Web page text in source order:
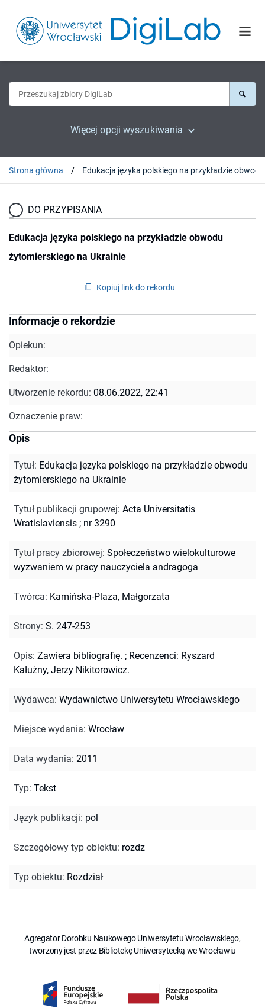
Więcej opcji wyszukiwania
Strona główna
DO PRZYPISANIA
Edukacja języka polskiego na przykładzie obwodu
żytomierskiego na Ukrainie
Kopiuj link do rekordu
Informacje o rekordzie
Opiekun:
Redaktor:
Utworzenie rekordu: 08.06.2022, 22:41
Oznaczenie praw:
Opis
Tytuł: Edukacja języka polskiego na przykładzie obwodu
żytomierskiego na Ukrainie
Tytuł publikacji grupowej: Acta Universitatis
Wratislaviensis ; nr 3290
Tytuł pracy zbiorowej: Społeczeństwo wielokulturowe
wyzwaniem w pracy nauczyciela andragoga
Twórca: Kamińska-Plaza, Małgorzata
Strony: S. 247-253
Opis: Zawiera bibliografię. ; Recenzenci: Ryszard
Kałużny, Jerzy Nikitorowicz.
Wydawca: Wydawnictwo Uniwersytetu Wrocławskiego
Miejsce wydania: Wrocław
Data wydania: 2011
Typ: Tekst
Język publikacji: pol
Szczegółowy typ obiektu: rozdz
Typ obiektu: Rozdział
Agregator Dorobku Naukowego Uniwersytetu Wrocławskiego,
tworzony jest przez Bibliotekę Uniwersytecką we Wrocławiu